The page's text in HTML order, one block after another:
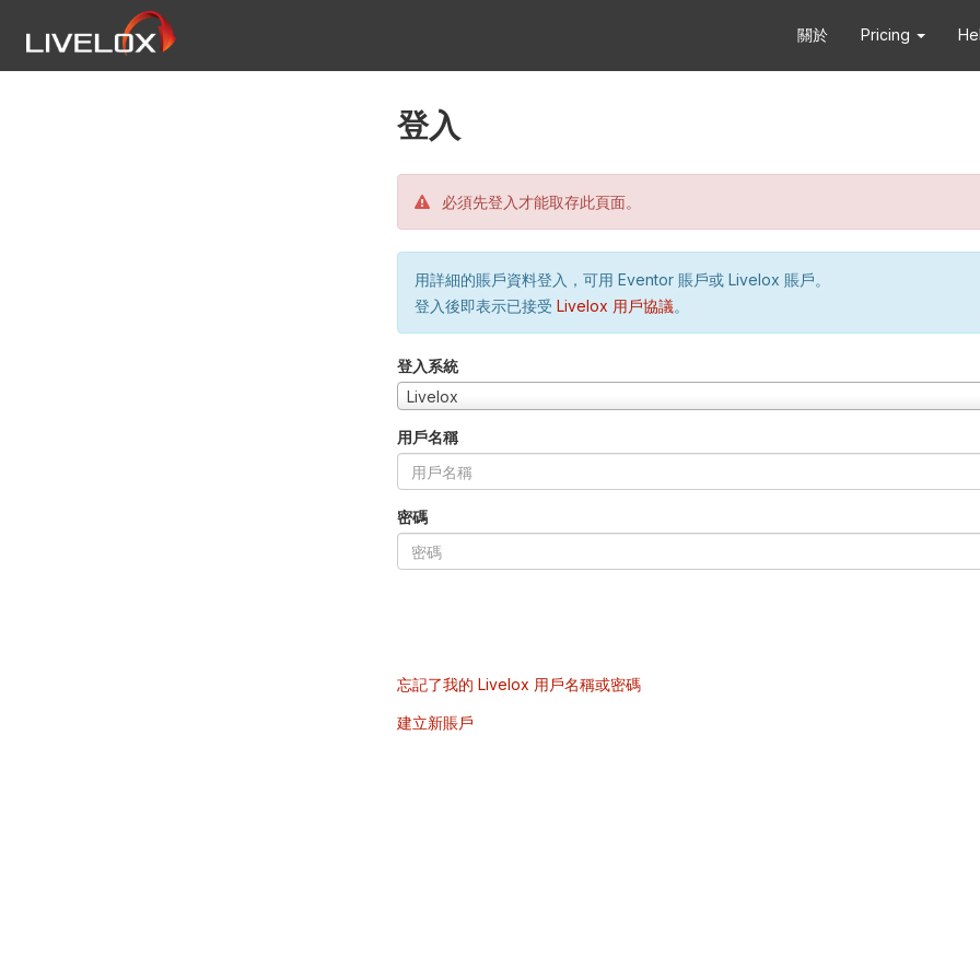
關於 Pricing
登入
必須先登入才能取存此頁面。
用詳細的賬戶資料登入，可用 Eventor 賬戶或 Livelox 賬戶。
登入後即表示已接受 Livelox 用戶協議。
登入系統
Livelox
用戶名稱
密碼
忘記了我的 Livelox 用戶名稱或密碼
建立新賬戶